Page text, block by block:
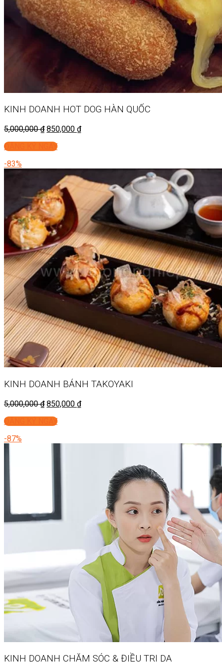
KINH DOANH HOT DOG HÀN QUỐC
5,000,000₫ 850,000 ₫
ĐĂNG KÝ NGAY
-83%
KINH DOANH BÁNH TAKOYAKI
5,000,000₫ 850,000 ₫
ĐĂNG KÝ NGAY
-87%
KINH DOANH CHĂM SÓC & ĐIỀU TRỊ DA